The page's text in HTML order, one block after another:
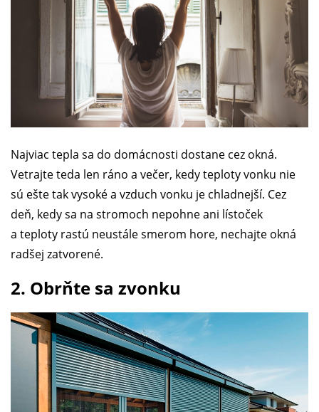
Najviac tepla sa do domácnosti dostane cez okná.
Vetrajte teda len ráno a večer, kedy teploty vonku nie
sú ešte tak vysoké a vzduch vonku je chladnejší. Cez
deň, kedy sa na stromoch nepohne ani lístoček
a teploty rastú neustále smerom hore, nechajte okná
radšej zatvorené.
2. Obrňte sa zvonku